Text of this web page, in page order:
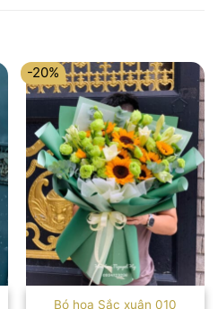
-20%
Bó hoa Sắc xuân 010